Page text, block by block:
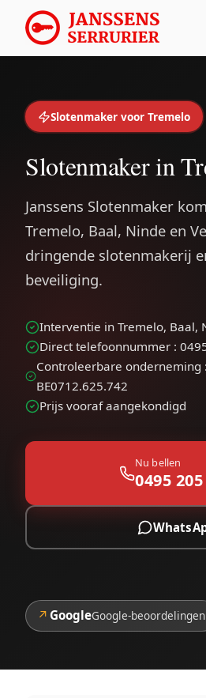
Slotenmaker voor Tremelo
Slotenmaker in
Janssens Slotenmaker
Tremelo, Baal, Ninde en
dringende slotenmakerij
beveiliging.
Interventie in Tremelo, Baal,
Direct telefoonnummer :
Controleerbare onderneming
BE0712.625.742
Prijs vooraf aangekondigd
Nu bellen
0495
↗ GoogleGoogle-beoordelingen